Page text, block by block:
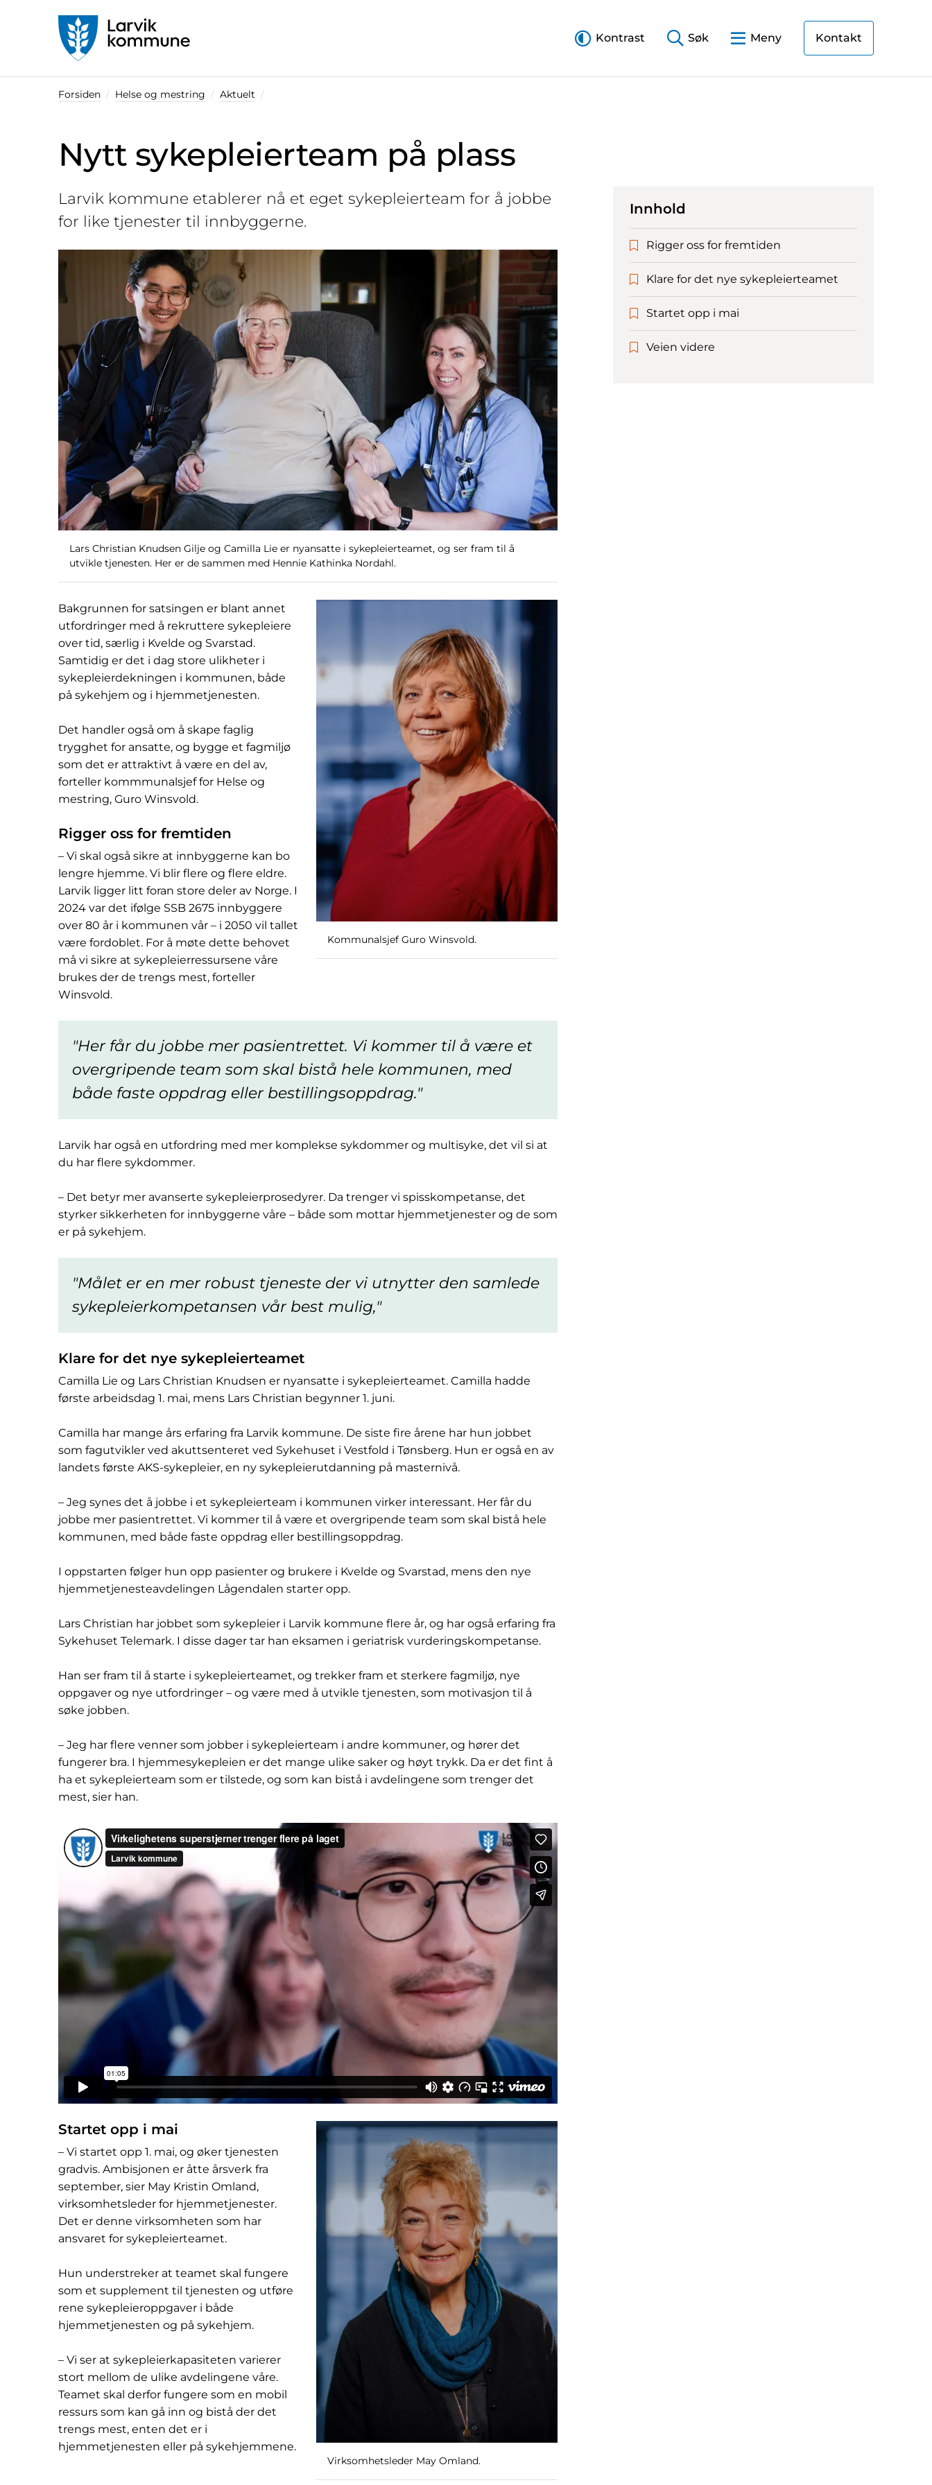
Kontrast Søk Meny Kontakt
Forsiden Helse og mestring Aktuelt
Nytt sykepleierteam på plass
Innhold
Rigger oss for fremtiden
Klare for det nye sykepleierteamet
Startet opp i mai
Veien videre
Larvik kommune etablerer nå et eget sykepleierteam for å jobbe
for like tjenester til innbyggerne.
Lars Christian Knudsen Gilje og Camilla Lie er nyansatte i sykepleierteamet, og ser fram til å
utvikle tjenesten. Her er de sammen med Hennie Kathinka Nordahl.
Bakgrunnen for satsingen er blant annet
utfordringer med å rekruttere sykepleiere
over tid, særlig i Kvelde og Svarstad.
Samtidig er det i dag store ulikheter i
sykepleierdekningen i kommunen, både
på sykehjem og i hjemmetjenesten.
Det handler også om å skape faglig
trygghet for ansatte, og bygge et fagmiljø
som det er attraktivt å være en del av,
forteller kommmunalsjef for Helse og
mestring, Guro Winsvold.
Rigger oss for fremtiden
– Vi skal også sikre at innbyggerne kan bo
lengre hjemme. Vi blir flere og flere eldre.
Larvik ligger litt foran store deler av Norge. I
2024 var det ifølge SSB 2675 innbyggere
over 80 år i kommunen vår – i 2050 vil tallet
være fordoblet. For å møte dette behovet
må vi sikre at sykepleierressursene våre
brukes der de trengs mest, forteller
Winsvold.
Kommunalsjef Guro Winsvold.
Her får du jobbe mer pasientrettet. Vi kommer til å være et
overgripende team som skal bistå hele kommunen, med
både faste oppdrag eller bestillingsoppdrag.
Larvik har også en utfordring med mer komplekse sykdommer og multisyke, det vil si at
du har flere sykdommer.
– Det betyr mer avanserte sykepleierprosedyrer. Da trenger vi spisskompetanse, det
styrker sikkerheten for innbyggerne våre – både som mottar hjemmetjenester og de som
er på sykehjem.
Målet er en mer robust tjeneste der vi utnytter den samlede
sykepleierkompetansen vår best mulig,
Klare for det nye sykepleierteamet
Camilla Lie og Lars Christian Knudsen er nyansatte i sykepleierteamet. Camilla hadde
første arbeidsdag 1. mai, mens Lars Christian begynner 1. juni.
Camilla har mange års erfaring fra Larvik kommune. De siste fire årene har hun jobbet
som fagutvikler ved akuttsenteret ved Sykehuset i Vestfold i Tønsberg. Hun er også en av
landets første AKS-sykepleier, en ny sykepleierutdanning på masternivå.
– Jeg synes det å jobbe i et sykepleierteam i kommunen virker interessant. Her får du
jobbe mer pasientrettet. Vi kommer til å være et overgripende team som skal bistå hele
kommunen, med både faste oppdrag eller bestillingsoppdrag.
I oppstarten følger hun opp pasienter og brukere i Kvelde og Svarstad, mens den nye
hjemmetjenesteavdelingen Lågendalen starter opp.
Lars Christian har jobbet som sykepleier i Larvik kommune flere år, og har også erfaring fra
Sykehuset Telemark. I disse dager tar han eksamen i geriatrisk vurderingskompetanse.
Han ser fram til å starte i sykepleierteamet, og trekker fram et sterkere fagmiljø, nye
oppgaver og nye utfordringer – og være med å utvikle tjenesten, som motivasjon til å
søke jobben.
– Jeg har flere venner som jobber i sykepleierteam i andre kommuner, og hører det
fungerer bra. I hjemmesykepleien er det mange ulike saker og høyt trykk. Da er det fint å
ha et sykepleierteam som er tilstede, og som kan bistå i avdelingene som trenger det
mest, sier han.
Startet opp i mai
– Vi startet opp 1. mai, og øker tjenesten
gradvis. Ambisjonen er åtte årsverk fra
september, sier May Kristin Omland,
virksomhetsleder for hjemmetjenester.
Det er denne virksomheten som har
ansvaret for sykepleierteamet.
Hun understreker at teamet skal fungere
som et supplement til tjenesten og utføre
rene sykepleieroppgaver i både
hjemmetjenesten og på sykehjem.
– Vi ser at sykepleierkapasiteten varierer
stort mellom de ulike avdelingene våre.
Teamet skal derfor fungere som en mobil
ressurs som kan gå inn og bistå der det
trengs mest, enten det er i
hjemmetjenesten eller på sykehjemmene.
Virksomhetsleder May Omland.